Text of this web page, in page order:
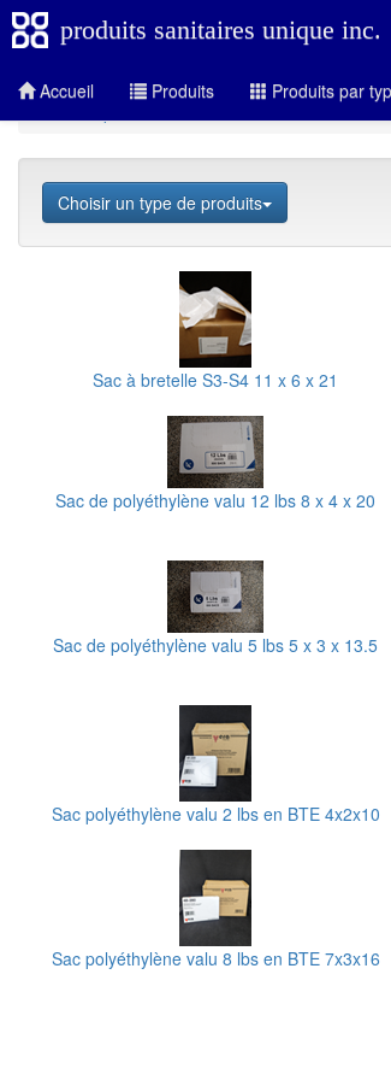
produits sanitaires unique inc.
Accueil Produits Produits par
Choisir un type de produits
Sac à bretelle S3-S4 11 x 6 x 21
Sac de polyéthylène valu 12 lbs 8 x 4 x 20
Sac de polyéthylène valu 5 lbs 5 x 3 x 13.5
Sac polyéthylène valu 2 lbs en BTE 4x2x10
Sac polyéthylène valu 8 lbs en BTE 7x3x16